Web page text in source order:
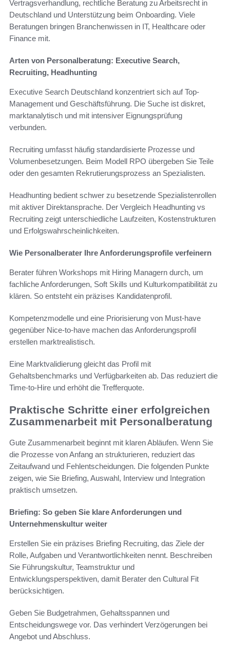
Vertragsverhandlung, rechtliche Beratung zu Arbeitsrecht in
Deutschland und Unterstützung beim Onboarding. Viele
Beratungen bringen Branchenwissen in IT, Healthcare oder
Finance mit.
Arten von Personalberatung: Executive Search,
Recruiting, Headhunting
Executive Search Deutschland konzentriert sich auf Top-
Management und Geschäftsführung. Die Suche ist diskret,
marktanalytisch und mit intensiver Eignungsprüfung
verbunden.
Recruiting umfasst häufig standardisierte Prozesse und
Volumenbesetzungen. Beim Modell RPO übergeben Sie Teile
oder den gesamten Rekrutierungsprozess an Spezialisten.
Headhunting bedient schwer zu besetzende Spezialistenrollen
mit aktiver Direktansprache. Der Vergleich Headhunting vs
Recruiting zeigt unterschiedliche Laufzeiten, Kostenstrukturen
und Erfolgswahrscheinlichkeiten.
Wie Personalberater Ihre Anforderungsprofile verfeinern
Berater führen Workshops mit Hiring Managern durch, um
fachliche Anforderungen, Soft Skills und Kulturkompatibilität zu
klären. So entsteht ein präzises Kandidatenprofil.
Kompetenzmodelle und eine Priorisierung von Must-have
gegenüber Nice-to-have machen das Anforderungsprofil
erstellen marktrealistisch.
Eine Marktvalidierung gleicht das Profil mit
Gehaltsbenchmarks und Verfügbarkeiten ab. Das reduziert die
Time-to-Hire und erhöht die Trefferquote.
Praktische Schritte einer erfolgreichen
Zusammenarbeit mit Personalberatung
Gute Zusammenarbeit beginnt mit klaren Abläufen. Wenn Sie
die Prozesse von Anfang an strukturieren, reduziert das
Zeitaufwand und Fehlentscheidungen. Die folgenden Punkte
zeigen, wie Sie Briefing, Auswahl, Interview und Integration
praktisch umsetzen.
Briefing: So geben Sie klare Anforderungen und
Unternehmenskultur weiter
Erstellen Sie ein präzises Briefing Recruiting, das Ziele der
Rolle, Aufgaben und Verantwortlichkeiten nennt. Beschreiben
Sie Führungskultur, Teamstruktur und
Entwicklungsperspektiven, damit Berater den Cultural Fit
berücksichtigen.
Geben Sie Budgetrahmen, Gehaltsspannen und
Entscheidungswege vor. Das verhindert Verzögerungen bei
Angebot und Abschluss.